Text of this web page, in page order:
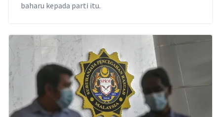
baharu kepada parti itu.